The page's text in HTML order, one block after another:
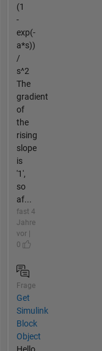
(1
-
exp(-
a*s))
/
s^2
The
gradient
of
the
rising
slope
is
'1',
so
af...
fast 4
Jahre
vor |
0
Frage
Get
Simulink
Block
Object